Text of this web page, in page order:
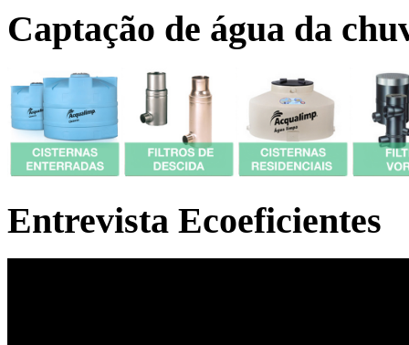
Captação de água da
Entrevista Ecoeficientes